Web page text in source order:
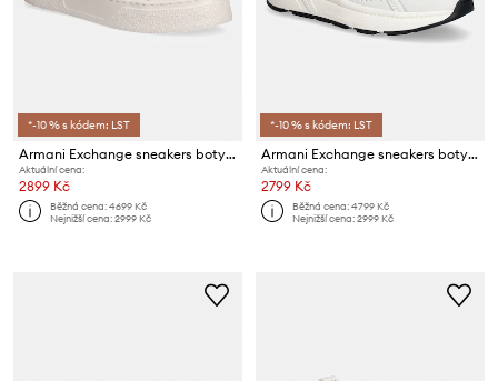
*-10 % s kódem: LST
Armani Exchange sneakers boty pánské
Aktuální cena:
2899 Kč
Běžná cena:4699 Kč
Nejnižší cena:2999 Kč
*-10 % s kódem: LST
Armani Exchange sneakers boty pánské
Aktuální cena:
2799 Kč
Běžná cena:4799 Kč
Nejnižší cena:2999 Kč